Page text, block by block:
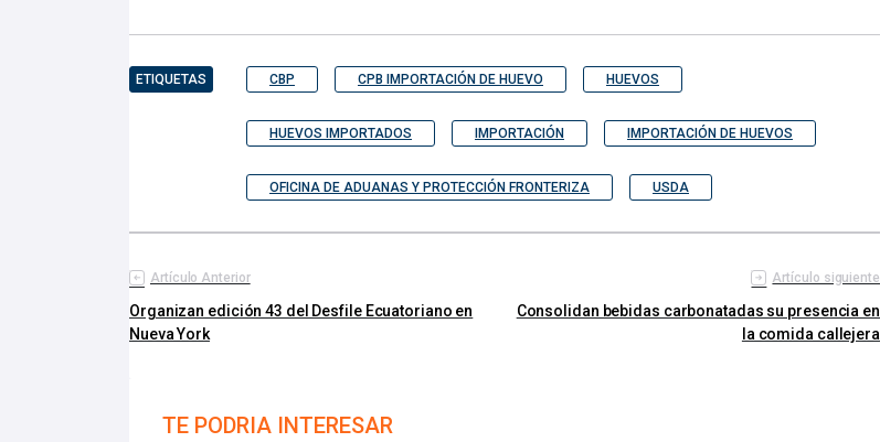
ETIQUETAS CBP CPB IMPORTACIÓN DE HUEVO HUEVOS
HUEVOS IMPORTADOS IMPORTACIÓN IMPORTACIÓN DE HUEVOS
OFICINA DE ADUANAS Y PROTECCIÓN FRONTERIZA USDA
Artículo Anterior
Organizan edición 43 del Desfile Ecuatoriano en
Nueva York
Artículo siguiente
Consolidan bebidas carbonatadas su presencia en
la comida callejera
TE PODRIA INTERESAR